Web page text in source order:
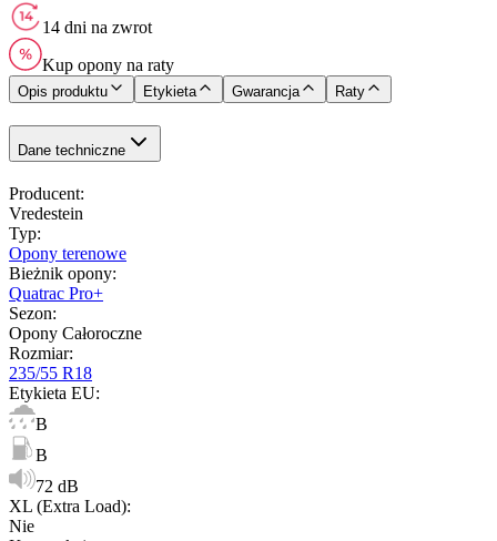
14 dni na zwrot
Kup opony na raty
Opis produktu Etykieta Gwarancja Raty
Dane techniczne
Producent:
Vredestein
Typ:
Opony terenowe
Bieżnik opony:
Quatrac Pro+
Sezon:
Opony Całoroczne
Rozmiar:
235/55 R18
Etykieta EU:
B
B
72 dB
XL (Extra Load):
Nie